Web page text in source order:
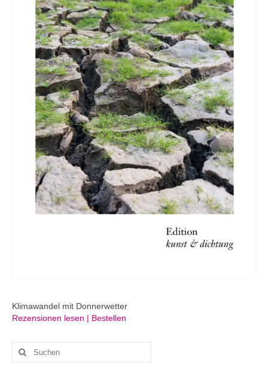
Klimawandel mit Donnerwetter
Rezensionen lesen | Bestellen
Suchen
nach: